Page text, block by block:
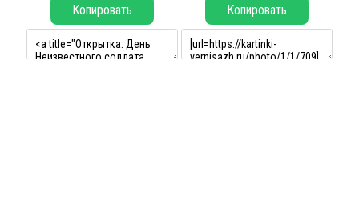
Копировать Копировать